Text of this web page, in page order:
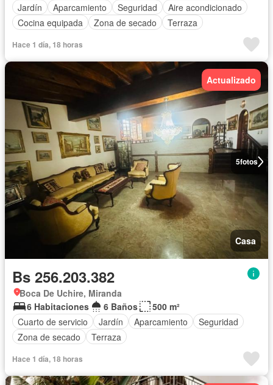
Jardín
Aparcamiento Seguridad
Aire acondicionado
Cocina equipada
Zona de secado Terraza
Hace 1 día, 18 horas
5fotos
Actualizado
Casa
Bs 256.203.382
Boca De Uchire, Miranda
6 Habitaciones
6 Baños
500 m²
Cuarto de servicio
Jardín Aparcamiento
Seguridad
Zona de secado
Terraza
Hace 1 día, 18 horas